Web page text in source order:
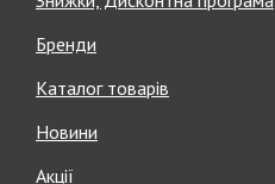
Бренди
Каталог товарів
Новини
Акції